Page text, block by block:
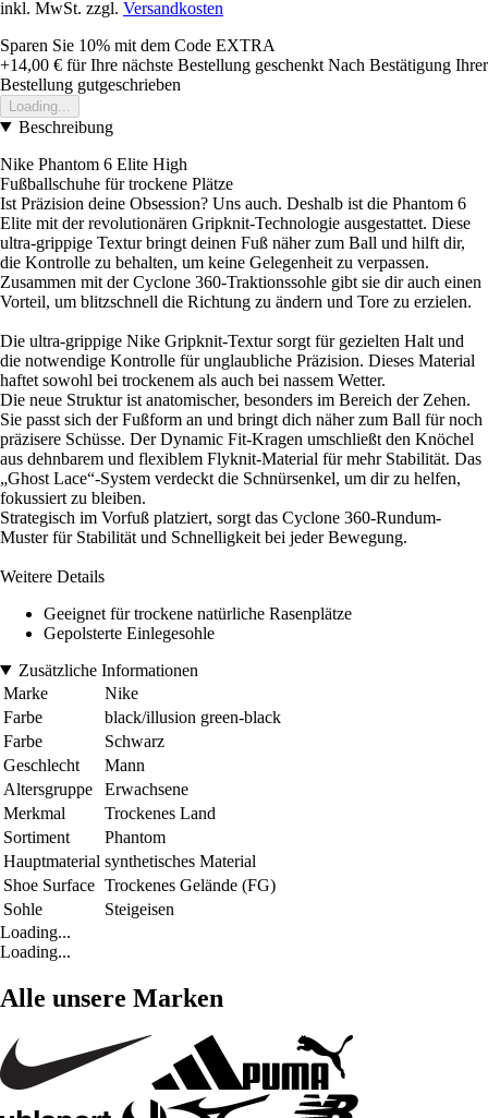
inkl. MwSt. zzgl. Versandkosten
Sparen Sie 10% mit dem Code EXTRA
+14,00 € für Ihre nächste Bestellung geschenkt Nach Bestätigung Ihrer
Bestellung gutgeschrieben
Loading...
Beschreibung
Nike Phantom 6 Elite High
Fußballschuhe für trockene Plätze
Ist Präzision deine Obsession? Uns auch. Deshalb ist die Phantom 6
Elite mit der revolutionären Gripknit-Technologie ausgestattet. Diese
ultra-grippige Textur bringt deinen Fuß näher zum Ball und hilft dir,
die Kontrolle zu behalten, um keine Gelegenheit zu verpassen.
Zusammen mit der Cyclone 360-Traktionssohle gibt sie dir auch einen
Vorteil, um blitzschnell die Richtung zu ändern und Tore zu erzielen.
Die ultra-grippige Nike Gripknit-Textur sorgt für gezielten Halt und
die notwendige Kontrolle für unglaubliche Präzision. Dieses Material
haftet sowohl bei trockenem als auch bei nassem Wetter.
Die neue Struktur ist anatomischer, besonders im Bereich der Zehen.
Sie passt sich der Fußform an und bringt dich näher zum Ball für noch
präzisere Schüsse. Der Dynamic Fit-Kragen umschließt den Knöchel
aus dehnbarem und flexiblem Flyknit-Material für mehr Stabilität. Das
„Ghost Lace“-System verdeckt die Schnürsenkel, um dir zu helfen,
fokussiert zu bleiben.
Strategisch im Vorfuß platziert, sorgt das Cyclone 360-Rundum-
Muster für Stabilität und Schnelligkeit bei jeder Bewegung.
Weitere Details
Geeignet für trockene natürliche Rasenplätze
Gepolsterte Einlegesohle
Zusätzliche Informationen
Marke
Nike
Farbe
black/illusion green-black
Farbe
Schwarz
Geschlecht
Mann
Altersgruppe
Erwachsene
Merkmal
Trockenes Land
Sortiment
Phantom
Hauptmaterial synthetisches Material
Shoe Surface Trockenes Gelände (FG)
Sohle
Steigeisen
Loading...
Loading...
Alle unsere Marken